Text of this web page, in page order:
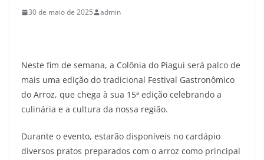
30 de maio de 2025 admin
Neste fim de semana, a Colônia do Piagui será palco de
mais uma edição do tradicional Festival Gastronômico
do Arroz, que chega à sua 15ª edição celebrando a
culinária e a cultura da nossa região.
Durante o evento, estarão disponíveis no cardápio
diversos pratos preparados com o arroz como principal